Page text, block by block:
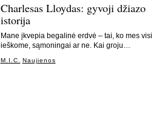
Charlesas Lloydas: gyvoji džiazo
istorija
Mane įkvepia begalinė erdvė – tai, ko mes visi
ieškome, sąmoningai ar ne. Kai groju…
M.I.C. Naujienos